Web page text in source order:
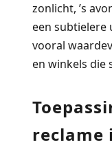
zonlicht, ’s
een subtielere
vooral
en winkels die
reclame